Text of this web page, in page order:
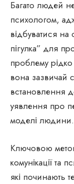
Багато людей
психологом,
відбуватися на
пігулка” для
проблему
вона зазвичай
встановлення
уявлення про
моделі людини.
Ключовою
комунікації та
які починають